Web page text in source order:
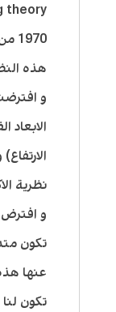
هذه
الابعاد
نظرية
و افترض
تكون
عنها
تكون